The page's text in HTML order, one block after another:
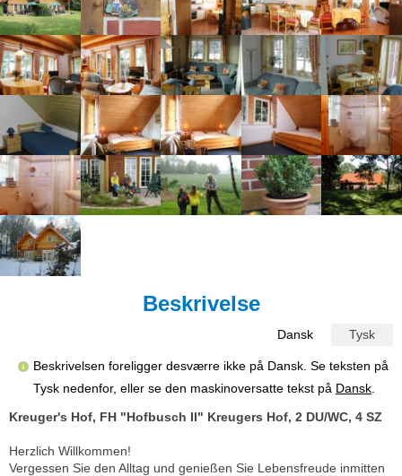
Beskrivelse
Dansk Tysk
Beskrivelsen foreligger desværre ikke på Dansk. Se teksten på
Tysk nedenfor, eller se den maskinoversatte tekst på Dansk
Kreuger's Hof, FH "Hofbusch II" Kreugers Hof, 2 DU/WC, 4 SZ
Herzlich Willkommen!
Vergessen Sie den Alltag und genießen Sie Lebensfreude inmitten